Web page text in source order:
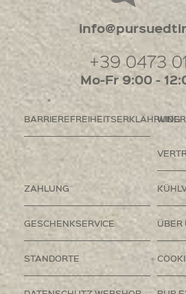
+39 0473
Mo-Fr 9:00 -
BARRIEREFREIHEITSERKLÄHRUNG
ZAHLUNG
GESCHENKSERVICE ÜBER
STANDORTE